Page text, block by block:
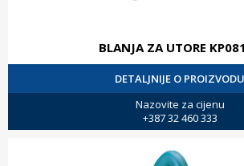
BLANJA ZA UTORE
DETALJNIJE O PROIZVODU
Nazovite za cijenu
+387 32 460 333